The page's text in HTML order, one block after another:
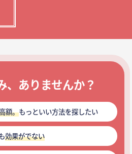
、ありませんか？
額。もっといい方法を探したい
効果がでない